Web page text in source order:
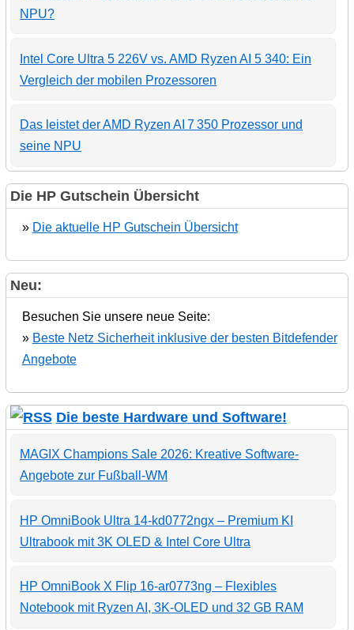
NPU?
Intel Core Ultra 5 226V vs. AMD Ryzen AI 5 340: Ein
Vergleich der mobilen Prozessoren
Das leistet der AMD Ryzen AI 7 350 Prozessor und
seine NPU
Die HP Gutschein Übersicht
» Die aktuelle HP Gutschein Übersicht
Neu:
Besuchen Sie unsere neue Seite:
» Beste Netz Sicherheit inklusive der besten Bitdefender
Angebote
Die beste Hardware und Software!
MAGIX Champions Sale 2026: Kreative Software-
Angebote zur Fußball-WM
HP OmniBook Ultra 14-kd0772ngx – Premium KI
Ultrabook mit 3K OLED & Intel Core Ultra
HP OmniBook X Flip 16-ar0773ng – Flexibles
Notebook mit Ryzen AI, 3K-OLED und 32 GB RAM